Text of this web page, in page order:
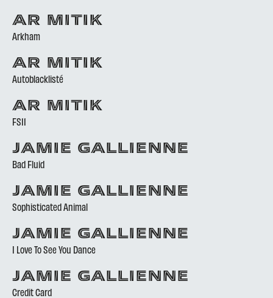
AR MITIK
Arkham
AR MITIK
Autoblacklisté
AR MITIK
FS11
JAMIE GALLIENNE
Bad Fluid
JAMIE GALLIENNE
Sophisticated Animal
JAMIE GALLIENNE
I Love To See You Dance
JAMIE GALLIENNE
Credit Card